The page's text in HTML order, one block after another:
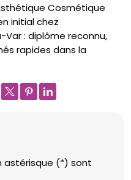
Cosmétique
initial chez
: diplôme reconnu,
rapides dans la
astérisque (*) sont